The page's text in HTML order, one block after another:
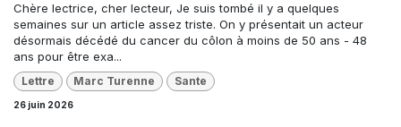
Chère lectrice, cher lecteur, Je suis tombé il y a quelques
semaines sur un article assez triste. On y présentait un acteur
désormais décédé du cancer du côlon à moins de 50 ans - 48
ans pour être exa...
Lettre Marc Turenne Sante
26 juin 2026